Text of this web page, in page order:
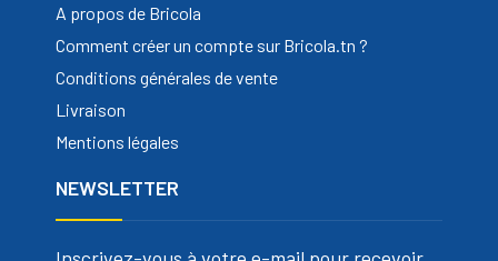
A propos de Bricola
Comment créer un compte sur Bricola.tn ?
Conditions générales de vente
Livraison
Mentions légales
NEWSLETTER